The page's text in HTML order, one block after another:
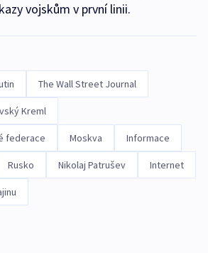
vojskům v první linii.
The Wall Street Journal
Kreml
federace Moskva Informace
Rusko Nikolaj Patrušev Internet